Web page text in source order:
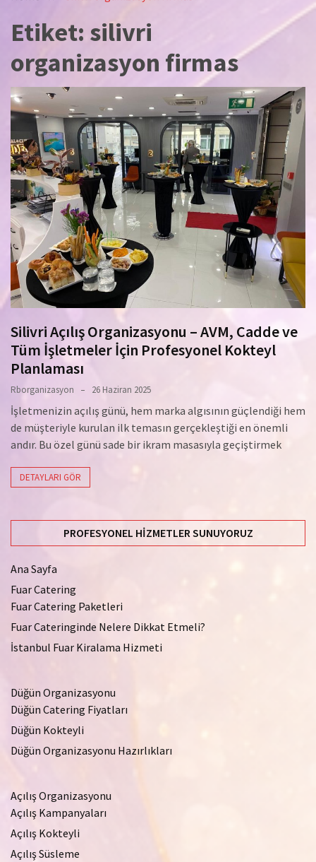
Etiket: silivri
organizasyon firmas
Silivri Açılış Organizasyonu – AVM, Cadde ve
Tüm İşletmeler İçin Profesyonel Kokteyl
Planlaması
Rborganizasyon 26 Haziran 2025
İşletmenizin açılış günü, hem marka algısının güçlendiği hem
de müşteriyle kurulan ilk temasın gerçekleştiği en önemli
andır. Bu özel günü sade bir ikram masasıyla geçiştirmek
DETAYLARI GÖR
PROFESYONEL HIZMETLER SUNUYORUZ
Ana Sayfa
Fuar Catering
Fuar Catering Paketleri
Fuar Cateringinde Nelere Dikkat Etmeli?
İstanbul Fuar Kiralama Hizmeti
Düğün Organizasyonu
Düğün Catering Fiyatları
Düğün Kokteyli
Düğün Organizasyonu Hazırlıkları
Açılış Organizasyonu
Açılış Kampanyaları
Açılış Kokteyli
Açılış Süsleme